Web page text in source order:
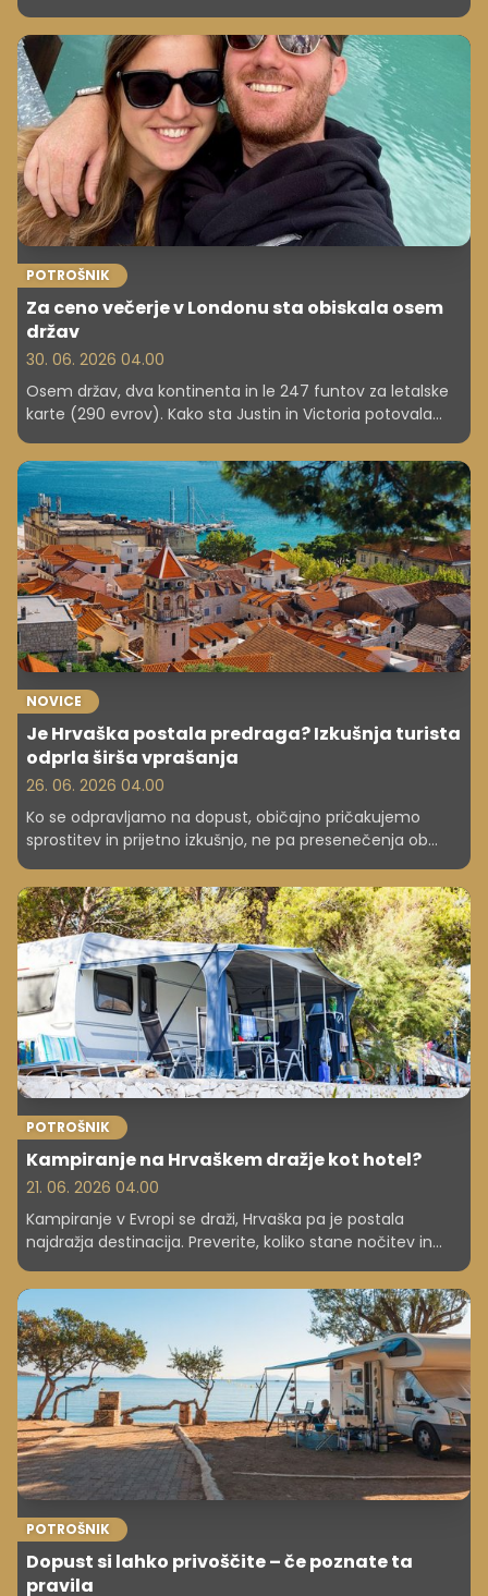
POTROŠNIK
Za ceno večerje v Londonu sta obiskala osem
držav
30. 06. 2026 04.00
Osem držav, dva kontinenta in le 247 funtov za letalske
karte (290 evrov). Kako sta Justin in Victoria potovala
NOVICE
Je Hrvaška postala predraga? Izkušnja turista
odprla širša vprašanja
26. 06. 2026 04.00
Ko se odpravljamo na dopust, običajno pričakujemo
sprostitev in prijetno izkušnjo, ne pa presenečenja ob
obisku več sredozemskih držav še nekaj dni preživel na
Hrvaškem. Njegov zapis o cenah v restavracijah je hitro
zaokrožil po spletu in odprl vprašanje, ki ga vse pogosteje
slišimo tudi pri nas: ali je dopust na Jadranu še cenovno
dostopen?
POTROŠNIK
Kampiranje na Hrvaškem dražje kot hotel?
21. 06. 2026 04.00
Kampiranje v Evropi se draži, Hrvaška pa je postala
najdražja destinacija. Preverite, koliko stane nočitev in
kako lahko prihranite. Avstrijski turisti so v šoku, koliko
stane kampiranje na Hrvaškem.
POTROŠNIK
Dopust si lahko privoščite – če poznate ta
pravila